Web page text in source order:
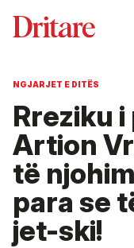
NGJARJET E DITËS
Rreziku
Artion
të
para se
jet-ski!